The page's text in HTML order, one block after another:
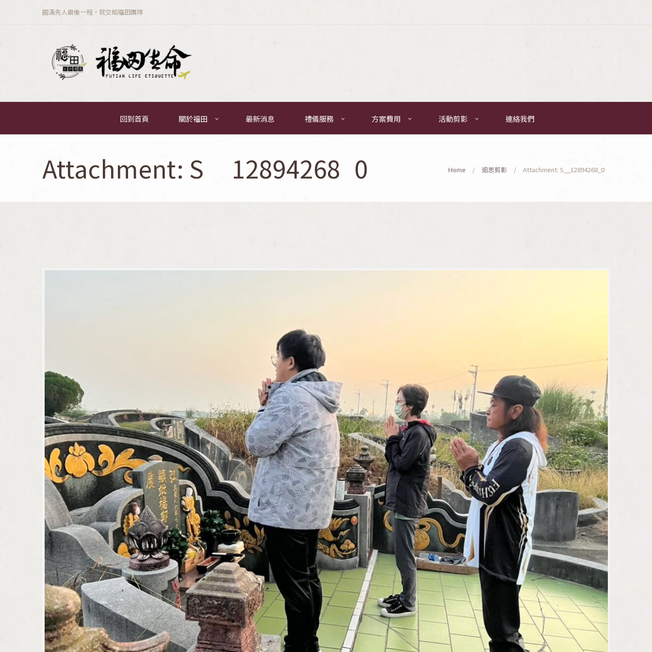
圓滿先人最後一程，就交給福田團隊
回到首頁 關於福田 最新消息 禮儀服務 方案費用 活動剪影 連絡我們
Home 追思剪影 Attachment: S__12894268_0
Attachment: S__12894268_0